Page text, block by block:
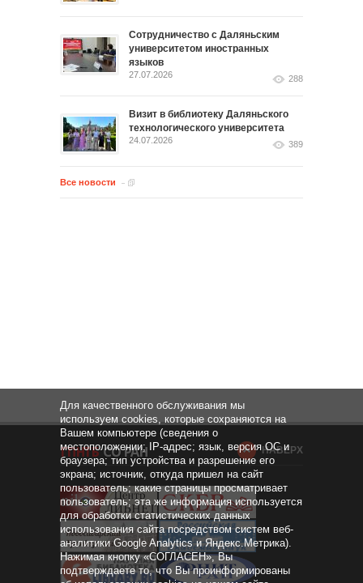
Сотрудничество с Даляньским
университетом иностранных
языков
27.07.2026 288
Визит в библиотеку Даляньского
технологического университета
24.07.2026 389
Все новости
НАВЕРХ
Для качественного обслуживания мы
используем cookies, которые сохраняются на
Вашем компьютере (сведения о
местоположении; IP-адрес; язык, версия ОС и
браузера; тип устройства и разрешение его
экрана; источник, откуда пришел на сайт
пользователь; какие страницы просматривает
пользователь; эта же информация используется
для обработки статистических данных
использования сайта посредством систем веб-
аналитики Google Analytics и Яндекс.Метрика).
Нажимая кнопку «СОГЛАСЕН», Вы
подтверждаете то, что Вы проинформированы